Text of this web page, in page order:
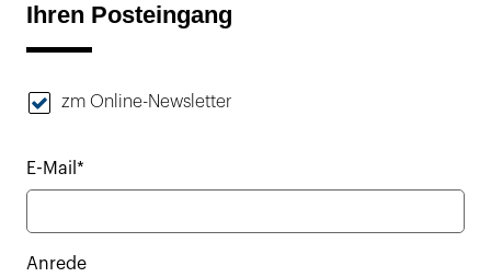
Ihren Posteingang
zm Online-Newsletter
E-Mail*
Anrede